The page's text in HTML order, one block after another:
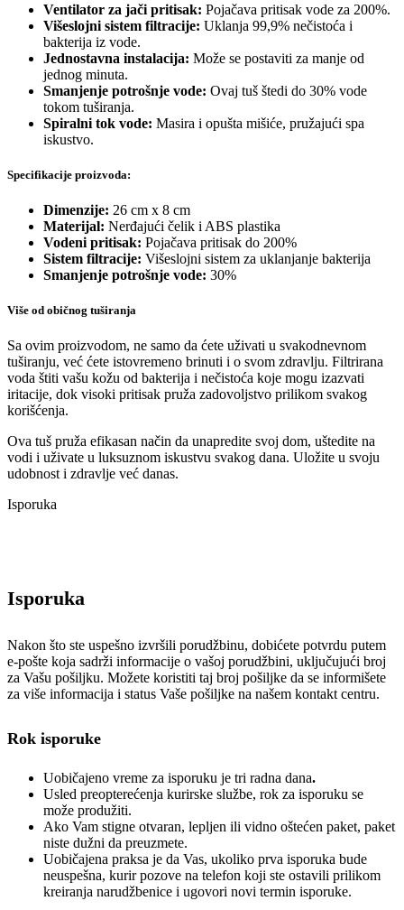
Ventilator za jači pritisak: Pojačava pritisak vode za 200%.
Višeslojni sistem filtracije: Uklanja 99,9% nečistoća i
bakterija iz vode.
Jednostavna instalacija: Može se postaviti za manje od
jednog minuta.
Smanjenje potrošnje vode: Ovaj tuš štedi do 30% vode
tokom tuširanja.
Spiralni tok vode: Masira i opušta mišiće, pružajući spa
iskustvo.
Specifikacije proizvoda:
Dimenzije: 26 cm x 8 cm
Materijal: Nerđajući čelik i ABS plastika
Vodeni pritisak: Pojačava pritisak do 200%
Sistem filtracije: Višeslojni sistem za uklanjanje bakterija
Smanjenje potrošnje vode: 30%
Više od običnog tuširanja
Sa ovim proizvodom, ne samo da ćete uživati u svakodnevnom
tuširanju, već ćete istovremeno brinuti i o svom zdravlju. Filtrirana
voda štiti vašu kožu od bakterija i nečistoća koje mogu izazvati
iritacije, dok visoki pritisak pruža zadovoljstvo prilikom svakog
korišćenja.
Ova tuš pruža efikasan način da unapredite svoj dom, uštedite na
vodi i uživate u luksuznom iskustvu svakog dana. Uložite u svoju
udobnost i zdravlje već danas.
Isporuka
Isporuka
Nakon što ste uspešno izvršili porudžbinu, dobićete potvrdu putem
e-pošte koja sadrži informacije o vašoj porudžbini, uključujući broj
za Vašu pošiljku. Možete koristiti taj broj pošiljke da se informišete
za više informacija i status Vaše pošiljke na našem kontakt centru.
Rok isporuke
Uobičajeno vreme za isporuku je tri radna dana.
Usled preopterećenja kurirske službe, rok za isporuku se
može produžiti.
Ako Vam stigne otvaran, lepljen ili vidno oštećen paket, paket
niste dužni da preuzmete.
Uobičajena praksa je da Vas, ukoliko prva isporuka bude
neuspešna, kurir pozove na telefon koji ste ostavili prilikom
kreiranja narudžbenice i ugovori novi termin isporuke.